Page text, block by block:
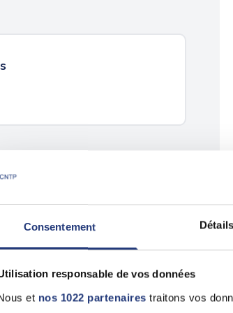
Consentement Détails
responsable de vos données
et nos 1022 partenaires traitons vos